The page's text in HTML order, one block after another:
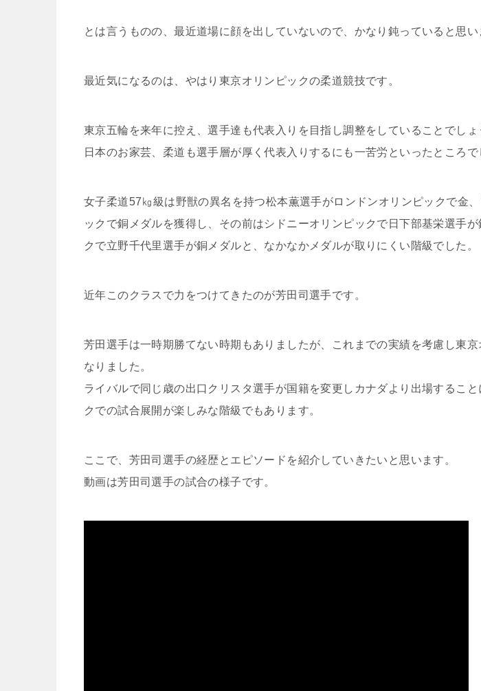
とは言うものの、最近道場に顔を出していないので、かなり鈍っていると思
最近気になるのは、やはり東京オリンピックの柔道競技です。
東京五輪を来年に控え、選手達も代表入りを目指し調整をしていることでしょ
日本のお家芸、柔道も選手層が厚く代表入りするにも一苦労といったところで
女子柔道57㎏級は野獣の異名を持つ松本薫選手がロンドンオリンピックで金
ックで銅メダルを獲得し、その前はシドニーオリンピックで日下部基栄選手
クで立野千代里選手が銅メダルと、なかなかメダルが取りにくい階級でした。
近年このクラスで力をつけてきたのが芳田司選手です。
芳田選手は一時期勝てない時期もありましたが、これまでの実績を考慮し東
なりました。
ライバルで同じ歳の出口クリスタ選手が国籍を変更しカナダより出場するこ
クでの試合展開が楽しみな階級でもあります。
ここで、芳田司選手の経歴とエピソードを紹介していきたいと思います。
動画は芳田司選手の試合の様子です。